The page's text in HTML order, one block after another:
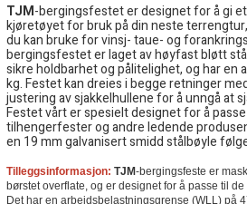
TJM-bergingsfestet er designet for å gi
kjøretøyet for bruk på din neste
du kan bruke for vinsj- taue- og
bergingsfestet er laget av høyfast bløtt
sikre holdbarhet og pålitelighet, og har en
kg. Festet kan dreies i begge retninger
justering av sjakkelhullene for å unngå at
Festet vårt er spesielt designet for å
tilhengerfester og andre ledende
en 19 mm galvanisert smidd stålbøyle
Tilleggsinformasjon: TJM-bergingsfeste er
børstet overflate, og er designet for å passe til
Det har en arbeidsbelastningsgrense (WLL) på